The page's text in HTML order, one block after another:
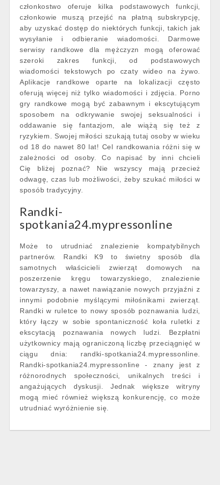
członkostwo oferuje kilka podstawowych funkcji,
członkowie muszą przejść na płatną subskrypcję,
aby uzyskać dostęp do niektórych funkcji, takich jak
wysyłanie i odbieranie wiadomości. Darmowe
serwisy randkowe dla mężczyzn mogą oferować
szeroki zakres funkcji, od podstawowych
wiadomości tekstowych po czaty wideo na żywo.
Aplikacje randkowe oparte na lokalizacji często
oferują więcej niż tylko wiadomości i zdjęcia. Porno
gry randkowe mogą być zabawnym i ekscytującym
sposobem na odkrywanie swojej seksualności i
oddawanie się fantazjom, ale wiążą się też z
ryzykiem. Swojej miłości szukają tutaj osoby w wieku
od 18 do nawet 80 lat! Cel randkowania różni się w
zależności od osoby. Co napisać by inni chcieli
Cię bliżej poznać? Nie wszyscy mają przecież
odwagę, czas lub możliwości, żeby szukać miłości w
sposób tradycyjny.
Randki-
spotkania24.mypressonline
Może to utrudniać znalezienie kompatybilnych
partnerów. Randki K9 to świetny sposób dla
samotnych właścicieli zwierząt domowych na
poszerzenie kręgu towarzyskiego, znalezienie
towarzyszy, a nawet nawiązanie nowych przyjaźni z
innymi podobnie myślącymi miłośnikami zwierząt.
Randki w ruletce to nowy sposób poznawania ludzi,
który łączy w sobie spontaniczność koła ruletki z
ekscytacją poznawania nowych ludzi. Bezpłatni
użytkownicy mają ograniczoną liczbę przeciągnięć w
ciągu dnia: randki-spotkania24.mypressonline.
Randki-spotkania24.mypressonline - znany jest z
różnorodnych społeczności, unikalnych treści i
angażujących dyskusji. Jednak większe witryny
mogą mieć również większą konkurencję, co może
utrudniać wyróżnienie się.